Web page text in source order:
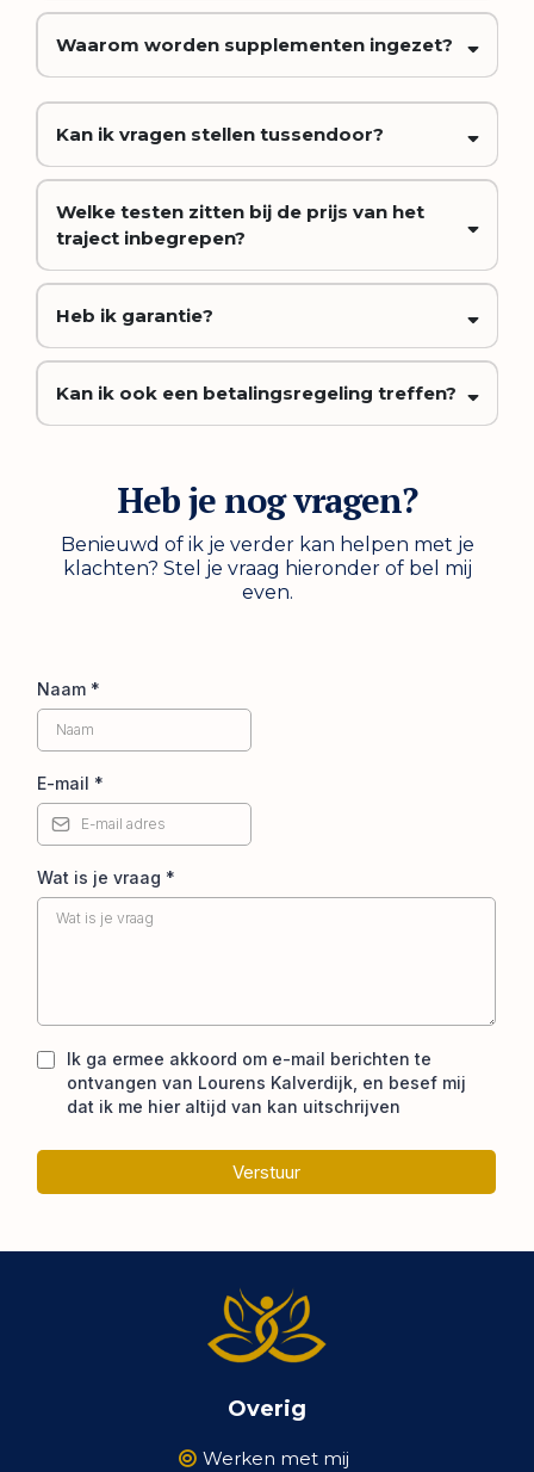
Waarom worden supplementen ingezet?
Kan ik vragen stellen tussendoor?
Welke testen zitten bij de prijs van het
traject inbegrepen?
Heb ik garantie?
Kan ik ook een betalingsregeling treffen?
Heb je nog vragen?
Benieuwd of ik je verder kan helpen met je
klachten? Stel je vraag hieronder of bel mij
even.
Naam *
E-mail *
Wat is je vraag *
Ik ga ermee akkoord om e-mail berichten te
ontvangen van Lourens Kalverdijk, en besef mij
dat ik me hier altijd van kan uitschrijven
Verstuur
Overig
Werken met mij